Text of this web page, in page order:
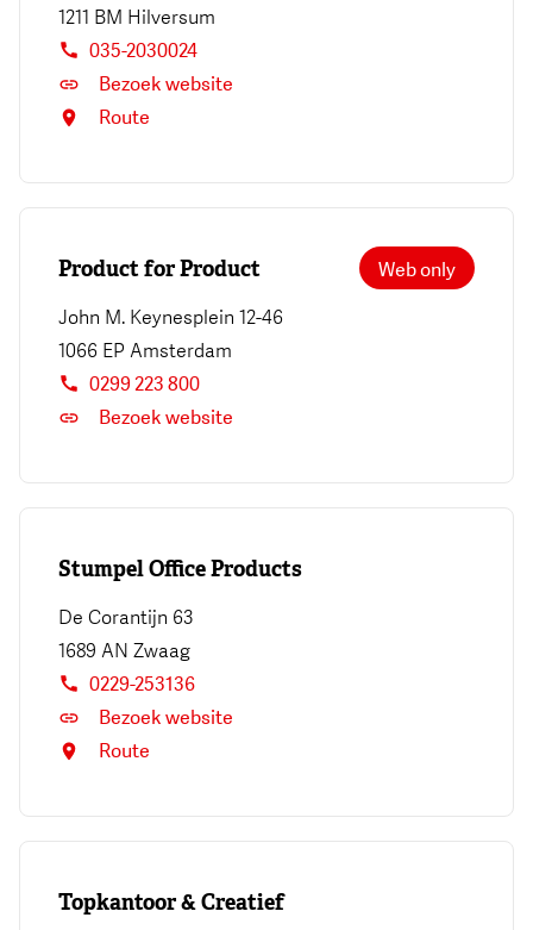
1211 BM Hilversum
035-2030024
Bezoek website
Route
Web only
Product for Product
John M. Keynesplein 12-46
1066 EP Amsterdam
0299 223 800
Bezoek website
Stumpel Office Products
De Corantijn 63
1689 AN Zwaag
0229-253136
Bezoek website
Route
Topkantoor & Creatief